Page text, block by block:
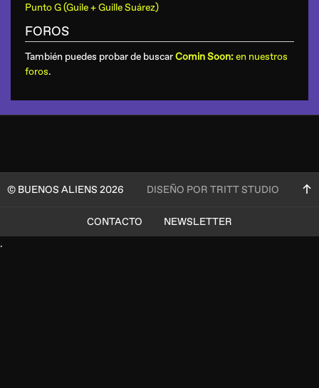
Punto G (Guile + Guille Suárez)
FOROS
También puedes probar de buscarComin Soon:en nuestros
foros.
© BUENOS ALIENS 2026 DISEÑO POR TRITT STUDIO
CONTACTO
NEWSLETTER
.